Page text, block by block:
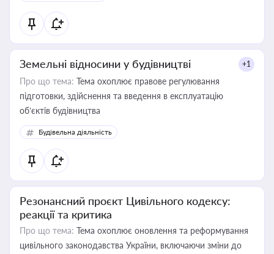
Земельні відносини у будівництві +1
Про що тема: Тема охоплює правове регулювання
підготовки, здійснення та введення в експлуатацію
об’єктів будівництва
Будівельна діяльність
Резонансний проєкт Цивільного кодексу:
реакції та критика
Про що тема: Тема охоплює оновлення та реформування
цивільного законодавства України, включаючи зміни до